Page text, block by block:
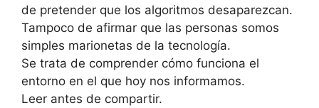
de pretender que los algoritmos desaparezcan.
Tampoco de afirmar que las personas somos
simples marionetas de la tecnología.
Se trata de comprender cómo funciona el
entorno en el que hoy nos informamos.
Leer antes de compartir.